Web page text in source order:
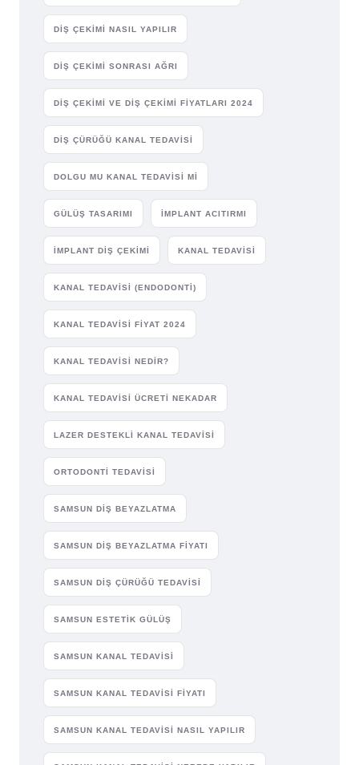
DIŞ ÇEKIMI NASIL YAPILIR
DIŞ ÇEKIMI SONRASI AĞRI
DIŞ ÇEKIMI VE DIŞ ÇEKIMI FIYATLARI 2024
DIŞ ÇÜRÜĞÜ KANAL TEDAVISI
DOLGU MU KANAL TEDAVISI MI
GÜLÜŞ TASARIMI IMPLANT ACITIRMI
IMPLANT DIŞ ÇEKIMI KANAL TEDAVISI
KANAL TEDAVISI (ENDODONTI)
KANAL TEDAVISI FIYAT 2024
KANAL TEDAVISI NEDIR?
KANAL TEDAVISI ÜCRETI NEKADAR
LAZER DESTEKLI KANAL TEDAVISI
ORTODONTI TEDAVISI
SAMSUN DIŞ BEYAZLATMA
SAMSUN DIŞ BEYAZLATMA FIYATI
SAMSUN DIŞ ÇÜRÜĞÜ TEDAVISI
SAMSUN ESTETIK GÜLÜŞ
SAMSUN KANAL TEDAVISI
SAMSUN KANAL TEDAVISI FIYATI
SAMSUN KANAL TEDAVISI NASIL YAPILIR